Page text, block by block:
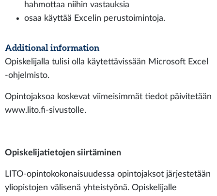
hahmottaa niihin vastauksia
osaa käyttää Excelin perustoimintoja.
Additional information
Opiskelijalla tulisi olla käytettävissään Microsoft Excel
-ohjelmisto.
Opintojaksoa koskevat viimeisimmät tiedot päivitetään
www.lito.fi-sivustolle.
Opiskelijatietojen siirtäminen
LITO-opintokokonaisuudessa opintojaksot järjestetään
yliopistojen välisenä yhteistyönä. Opiskelijalle